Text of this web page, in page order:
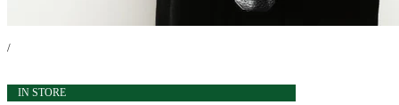
/
IN STORE